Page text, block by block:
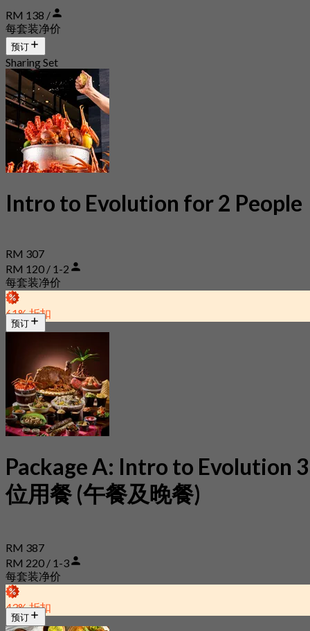
RM 138 /
每套装净价
预订
Sharing Set
Intro to Evolution for 2 People
RM 307
RM 120 / 1-2
每套装净价
61% 折扣
预订
Package A: Intro to Evolution 3
位用餐 (午餐及晚餐)
RM 387
RM 220 / 1-3
每套装净价
43% 折扣
预订